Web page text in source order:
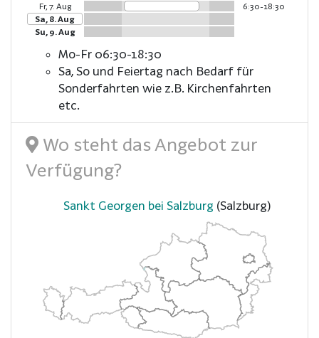
Fr, 7. Aug
6:30-18:30
Sa, 8. Aug
Su, 9. Aug
Mo-Fr 06:30-18:30
Sa, So und Feiertag nach Bedarf für
Sonderfahrten wie z.B. Kirchenfahrten
etc.
Wo steht das Angebot zur
Verfügung?
Sankt Georgen bei Salzburg (Salzburg)